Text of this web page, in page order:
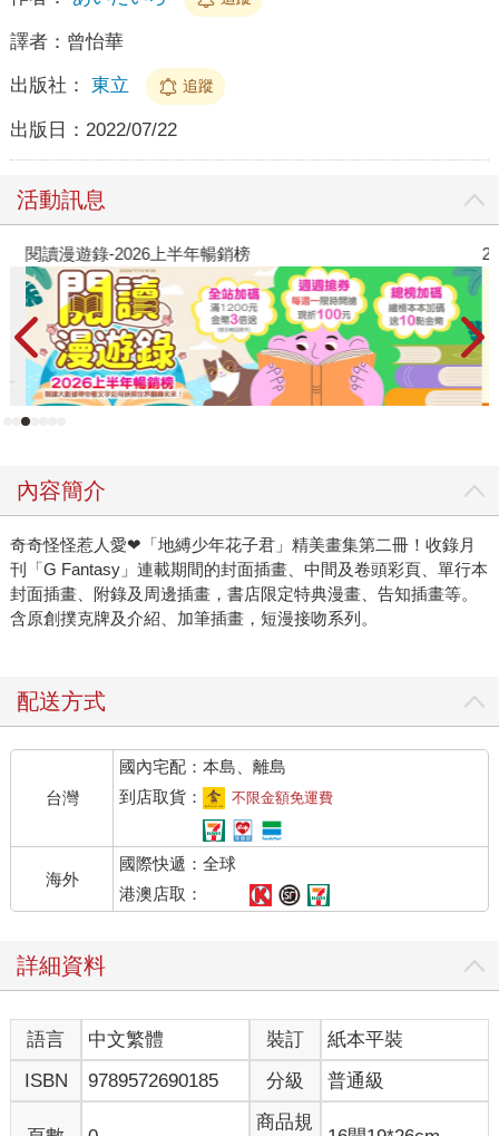
譯者： 曾怡華
出版社： 東立 追蹤
出版日： 2022/07/22
活動訊息
閱讀漫遊錄-2026上半年暢銷榜
內容簡介
奇奇怪怪惹人愛❤「地縛少年花子君」精美畫集第二冊！收錄月
刊「G Fantasy」連載期間的封面插畫、中間及卷頭彩頁、單行本
封面插畫、附錄及周邊插畫，書店限定特典漫畫、告知插畫等。
含原創撲克牌及介紹、加筆插畫，短漫接吻系列。
配送方式
台灣
國內宅配：本島、離島
到店取貨：
不限金額免運費
海外
國際快遞：全球
港澳店取：
詳細資料
語言 中文繁體 裝訂
紙本平裝
ISBN
9789572690185 分級 普通級
商品規